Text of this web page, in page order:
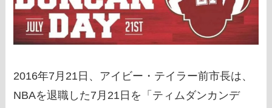
2016年7月21日、アイビー・テイラー前市長は、
NBAを退職した7月21日を「ティムダンカンデ